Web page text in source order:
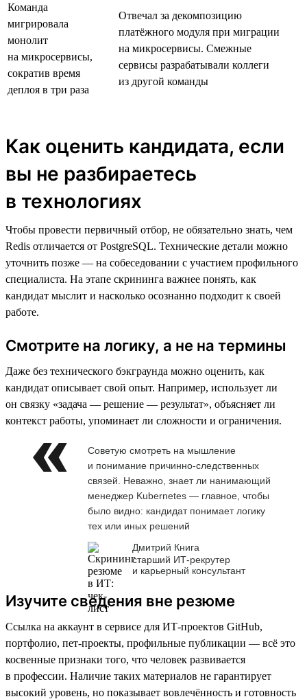
Команда
мигрировала
монолит
на микросервисы,
сократив время
деплоя в три раза
Отвечал за декомпозицию
платёжного модуля при миграции
на микросервисы. Смежные
сервисы разрабатывали коллеги
из другой команды
Как оценить кандидата, если
вы не разбираетесь
в технологиях
Чтобы провести первичный отбор, не обязательно знать, чем
Redis отличается от PostgreSQL. Технические детали можно
уточнить позже — на собеседовании с участием профильного
специалиста. На этапе скрининга важнее понять, как
кандидат мыслит и насколько осознанно подходит к своей
работе.
Смотрите на логику, а не на термины
Даже без технического бэкграунда можно оценить, как
кандидат описывает свой опыт. Например, использует ли
он связку «задача — решение — результат», объясняет ли
контекст работы, упоминает ли сложности и ограничения.
Советую смотреть на мышление
и понимание причинно-следственных
связей. Неважно, знает ли нанимающий
менеджер Kubernetes — главное, чтобы
было видно: кандидат понимает логику
тех или иных решений
Дмитрий Книга
старший ИТ-рекрутер
и карьерный консультант
Изучите сведения вне резюме
Ссылка на аккаунт в сервисе для ИТ-проектов GitHub,
портфолио, пет-проекты, профильные публикации — всё это
косвенные признаки того, что человек развивается
в профессии. Наличие таких материалов не гарантирует
высокий уровень, но показывает вовлечённость и готовность